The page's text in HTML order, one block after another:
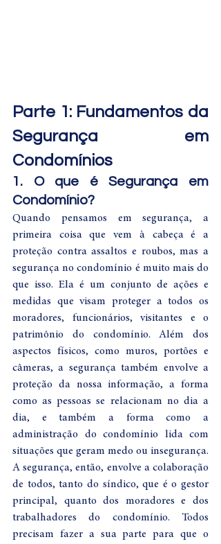
Parte 1: Fundamentos da
Segurança em
Condomínios
1. O que é Segurança em
Condomínio?
Quando pensamos em segurança, a
primeira coisa que vem à cabeça é a
proteção contra assaltos e roubos, mas a
segurança no condomínio é muito mais do
que isso. Ela é um conjunto de ações e
medidas que visam proteger a todos os
moradores, funcionários, visitantes e o
patrimônio do condomínio. Além dos
aspectos físicos, como muros, portões e
câmeras, a segurança também envolve a
proteção da nossa informação, a forma
como as pessoas se relacionam no dia a
dia, e também a forma como a
administração do condomínio lida com
situações que geram medo ou insegurança.
A segurança, então, envolve a colaboração
de todos, tanto do síndico, que é o gestor
principal, quanto dos moradores e dos
trabalhadores do condomínio. Todos
precisam fazer a sua parte para que o